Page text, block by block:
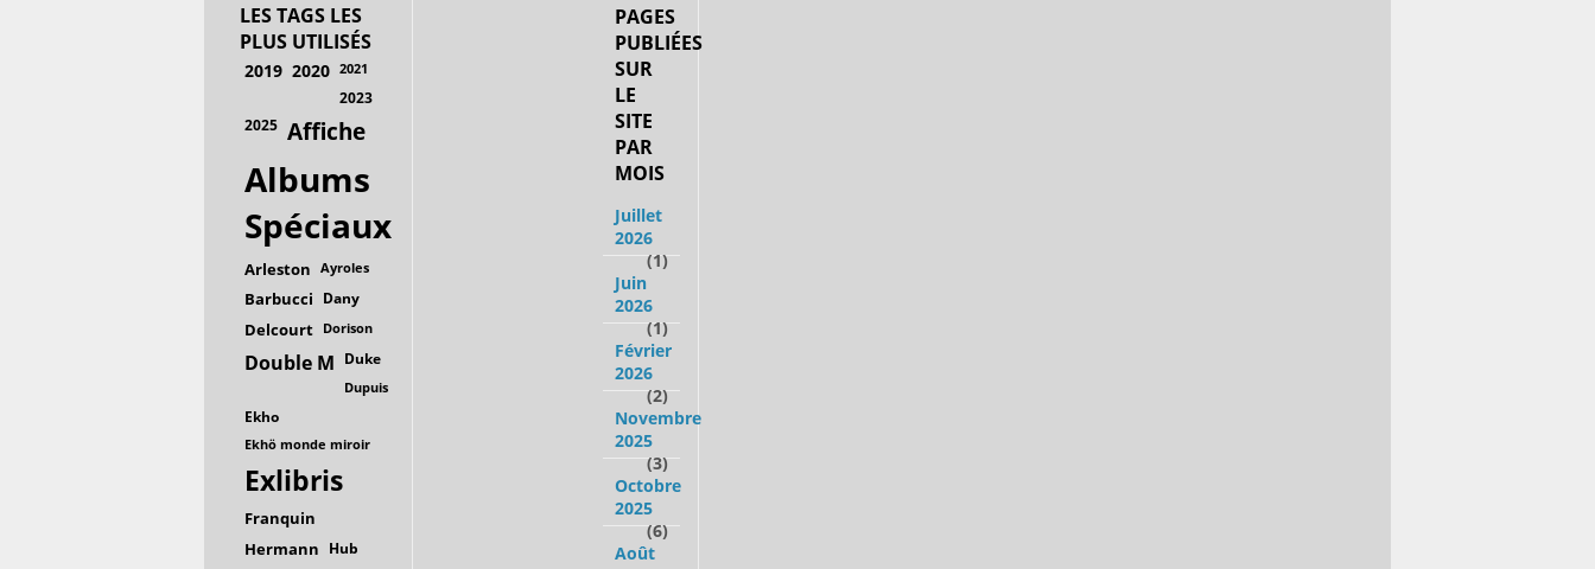
LES TAGS LES
PLUS UTILISÉS
2019 2020 2021
2023
2025 Affiche
Albums
Spéciaux
Arleston Ayroles
Barbucci Dany
Delcourt Dorison
Double M Duke
Dupuis
Ekho
Ekhö monde miroir
Exlibris
Franquin
Hermann Hub
PAGES
PUBLIÉES
SUR
LE
SITE
PAR
MOIS
Juillet
2026
(1)
Juin
2026
(1)
Février
2026
(2)
Novembre
2025
(3)
Octobre
2025
(6)
Août